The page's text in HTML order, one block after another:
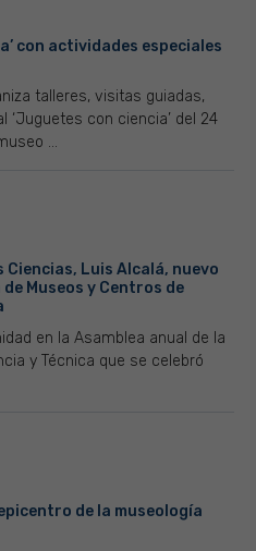
con actividades especiales
talleres, visitas guiadas,
con ciencia’ del 24
...
Ciencias, Luis Alcalá, nuevo
Museos y Centros de
en la Asamblea anual de la
y Técnica que se celebró
de la museología